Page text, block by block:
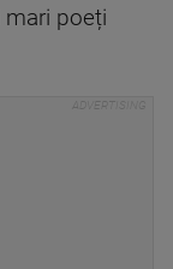
mari poeți